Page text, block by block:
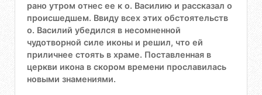
рано утром отнес ее к о. Василию и рассказал о
происшедшем. Ввиду всех этих обстоятельств
о. Василий убедился в несомненной
чудотворной силе иконы и решил, что ей
приличнее стоять в храме. Поставленная в
церкви икона в скором времени прославилась
новыми знамениями.